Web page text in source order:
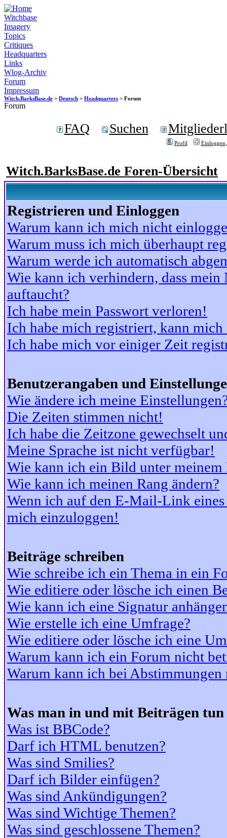
Witchbase
Imagery
Topics
Critiques
Headquarters
Links
Wlog-Archiv
Forum
Impressum
Witch.BarksBase.de > Deutsch > Headquarters > Forum
Forum
FAQ Suchen
Profil
Witch.BarksBase.de Foren-Übersicht
Registrieren und Einloggen
Warum kann ich mich nicht
Warum muss ich mich überhaupt
Warum werde ich automatisch
Wie kann ich verhindern, dass
auftaucht?
Ich habe mein Passwort verloren!
Ich habe mich registriert, kann
Ich habe mich vor einiger Zeit
Benutzerangaben und
Wie ändere ich meine
Die Zeiten stimmen nicht!
Ich habe die Zeitzone gewechselt
Meine Sprache ist nicht verfügbar!
Wie kann ich ein Bild unter meinem
Wie kann ich meinen Rang ändern?
Wenn ich auf den E-Mail-Link
mich einzuloggen!
Beiträge schreiben
Wie schreibe ich ein Thema in ein
Wie editiere oder lösche ich einen
Wie kann ich eine Signatur
Wie erstelle ich eine Umfrage?
Wie editiere oder lösche ich eine
Warum kann ich ein Forum nicht
Warum kann ich bei
Was man in und mit Beiträgen
Was ist BBCode?
Darf ich HTML benutzen?
Was sind Smilies?
Darf ich Bilder einfügen?
Was sind Ankündigungen?
Was sind Wichtige Themen?
Was sind geschlossene Themen?